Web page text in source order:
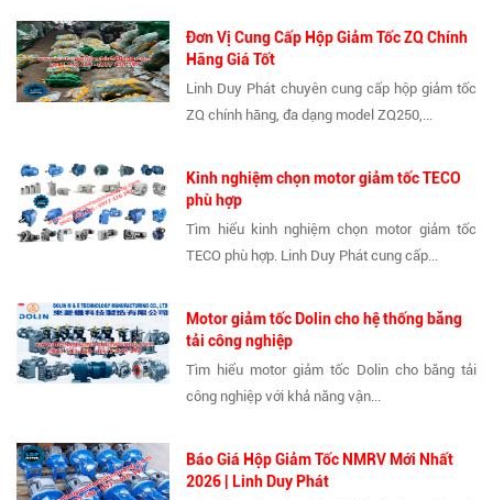
Đơn Vị Cung Cấp Hộp Giảm Tốc ZQ Chính
Hãng Giá Tốt
Linh Duy Phát chuyên cung cấp hộp giảm tốc
ZQ chính hãng, đa dạng model ZQ250,...
Kinh nghiệm chọn motor giảm tốc TECO
phù hợp
Tìm hiểu kinh nghiệm chọn motor giảm tốc
TECO phù hợp. Linh Duy Phát cung cấp...
Motor giảm tốc Dolin cho hệ thống băng
tải công nghiệp
Tìm hiểu motor giảm tốc Dolin cho băng tải
công nghiệp với khả năng vận...
Báo Giá Hộp Giảm Tốc NMRV Mới Nhất
2026 | Linh Duy Phát